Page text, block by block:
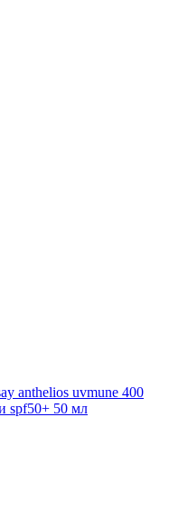
anthelios uvmune 400
spf50+ 50 мл